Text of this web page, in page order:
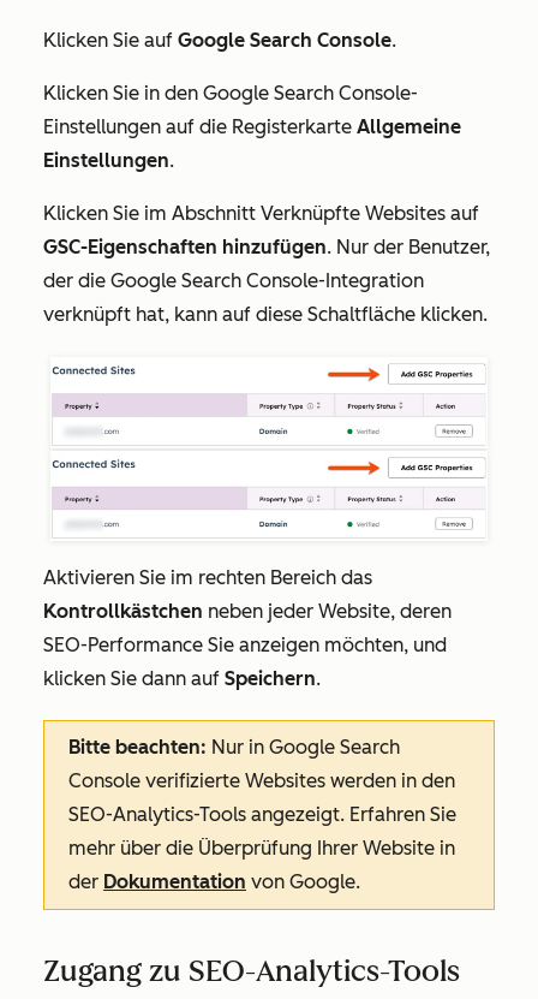
Klicken Sie auf Google Search Console.
Klicken Sie in den Google Search Console-
Einstellungen auf die Registerkarte Allgemeine
Einstellungen.
Klicken Sie im Abschnitt Verknüpfte Websites auf
GSC-Eigenschaften hinzufügen. Nur der Benutzer,
der die Google Search Console-Integration
verknüpft hat, kann auf diese Schaltfläche klicken.
Aktivieren Sie im rechten Bereich das
Kontrollkästchen neben jeder Website, deren
SEO-Performance Sie anzeigen möchten, und
klicken Sie dann auf Speichern.
Bitte beachten: Nur in Google Search
Console verifizierte Websites werden in den
SEO-Analytics-Tools angezeigt. Erfahren Sie
mehr über die Überprüfung Ihrer Website in
der Dokumentation von Google.
Zugang zu SEO-Analytics-Tools